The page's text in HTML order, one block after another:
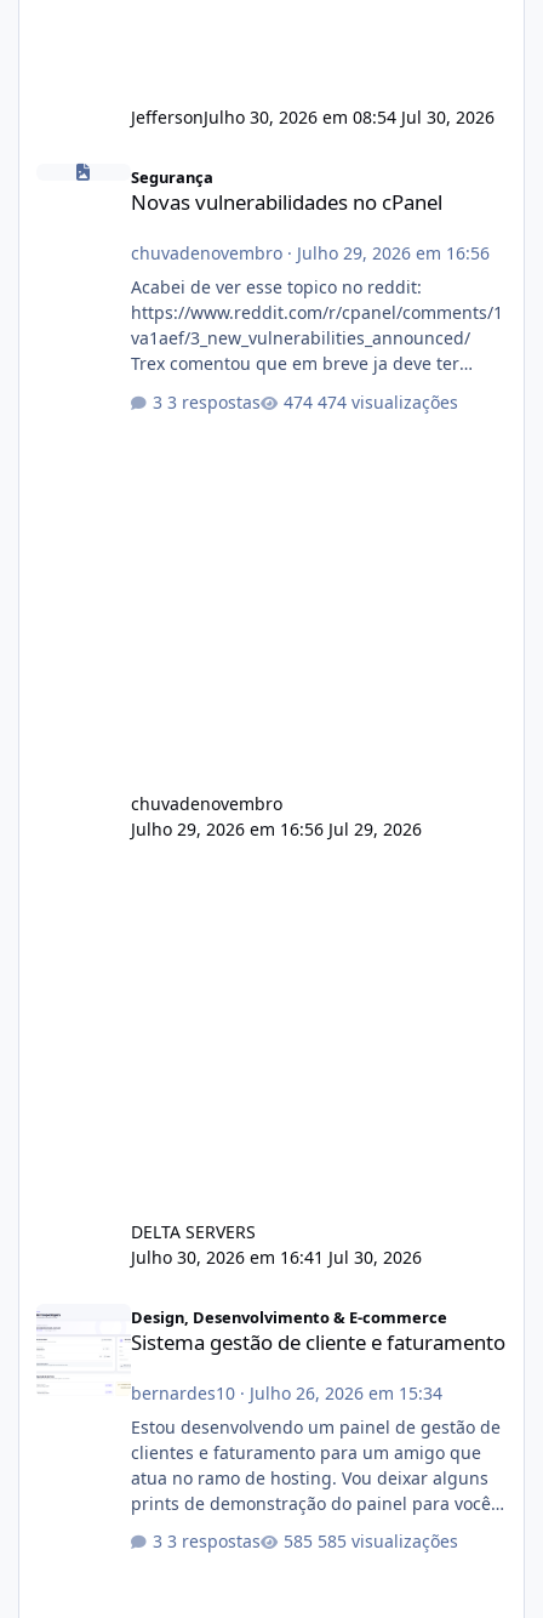
JeffersonJulho 30, 2026 em 08:54 Jul 30, 2026
Novas vulnerabilidades no cPanel
Segurança
Novas vulnerabilidades no cPanel
chuvadenovembro· Julho 29, 2026 em 16:56
Acabei de ver esse topico no reddit:
https://www.reddit.com/r/cpanel/comments/1
va1aef/3_new_vulnerabilities_announced/
Trex comentou que em breve ja deve ter
3 respostas 474 visualizações
chuvadenovembro
Julho 29, 2026 em 16:56 Jul 29, 2026
DELTA SERVERS
Julho 30, 2026 em 16:41 Jul 30, 2026
Design, Desenvolvimento & E-commerce
Sistema gestão de cliente e faturamento
bernardes10· Julho 26, 2026 em 15:34
Estou desenvolvendo um painel de gestão de
clientes e faturamento para um amigo que
atua no ramo de hosting. Vou deixar alguns
prints de demonstração do painel para vocês
com cerca de 80% concluído e conta com
3 respostas 585 visualizações